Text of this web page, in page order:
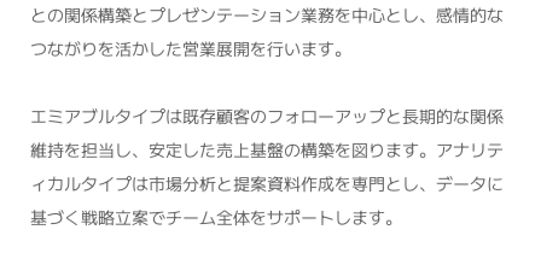
との関係構築とプレゼンテーション業務を中心とし、感情的な
つながりを活かした営業展開を行います。
エミアブルタイプは既存顧客のフォローアップと長期的な関係
維持を担当し、安定した売上基盤の構築を図ります。アナリテ
ィカルタイプは市場分析と提案資料作成を専門とし、データに
基づく戦略立案でチーム全体をサポートします。